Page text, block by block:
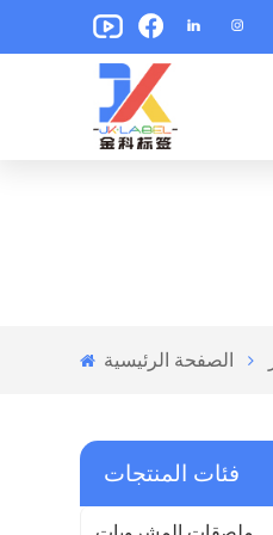
الصفحة الرئيسية
فئات المنتجات